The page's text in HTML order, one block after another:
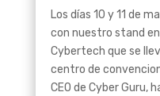
Los días 10 y 11 de
con nuestro stand
Cybertech que se
centro de
CEO de Cyber Guru,